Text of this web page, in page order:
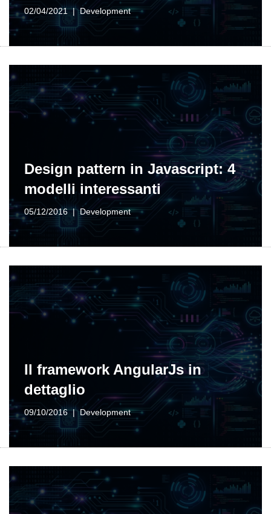
02/04/2021 Development
Design pattern in Javascript: 4
modelli interessanti
05/12/2016 Development
Il framework AngularJs in
dettaglio
09/10/2016 Development